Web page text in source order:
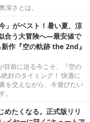
深さとは。
」がベスト！暑い夏、涼
合う大冒険へ―最安値で
作『空の軌跡 the 2nd』
目前に迫る今こそ、『空の
好のタイミング！ 快適に
を交えながら、今遊びたい
たくなる。正式版リリ